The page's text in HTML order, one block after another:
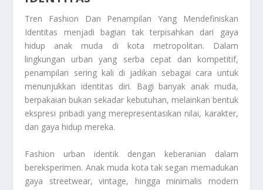
Tren Fashion Dan Penampilan Yang Mendefiniskan
Identitas menjadi bagian tak terpisahkan dari gaya
hidup anak muda di kota metropolitan. Dalam
lingkungan urban yang serba cepat dan kompetitif,
penampilan sering kali di jadikan sebagai cara untuk
menunjukkan identitas diri. Bagi banyak anak muda,
berpakaian bukan sekadar kebutuhan, melainkan bentuk
ekspresi pribadi yang merepresentasikan nilai, karakter,
dan gaya hidup mereka.
Fashion urban identik dengan keberanian dalam
bereksperimen. Anak muda kota tak segan memadukan
gaya streetwear, vintage, hingga minimalis modern